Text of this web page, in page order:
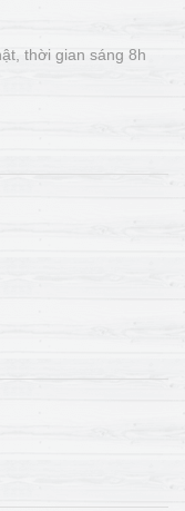
thời gian sáng 8h